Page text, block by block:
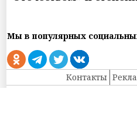
Мы в популярных
Контакты